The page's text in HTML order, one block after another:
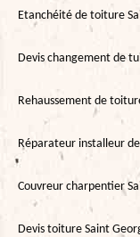
Etanchéité de toiture
Devis changement de
Rehaussement de
Réparateur installeur
Couvreur charpentier
Devis toiture Saint